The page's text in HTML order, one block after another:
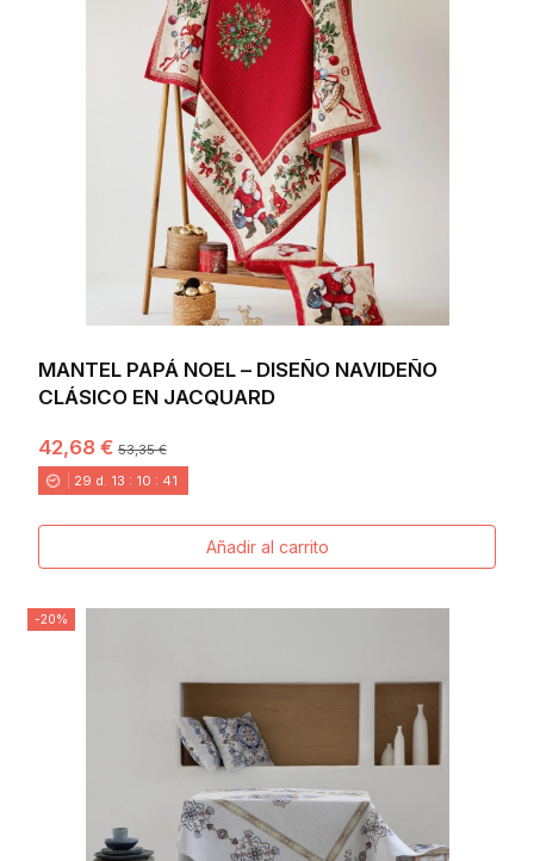
MANTEL PAPÁ NOEL – DISEÑO NAVIDEÑO
CLÁSICO EN JACQUARD
42,68 €53,35 €
29 d. 13 : 10 : 40
Añadir al carrito
-20%